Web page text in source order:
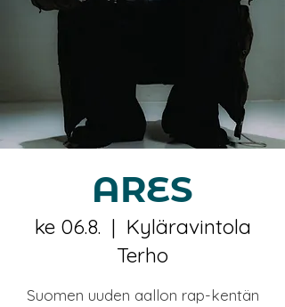
ARES
ke 06.8.
  |
Kyläravintola
Terho
Suomen uuden aallon rap-kentän